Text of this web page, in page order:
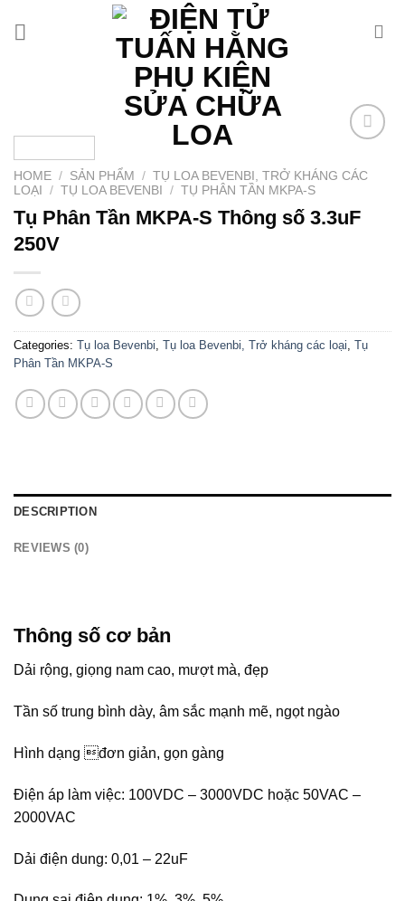
wishlist
HOME / SẢN PHẨM / TỤ LOA BEVENBI, TRỞ KHÁNG CÁC
LOẠI
/ TỤ LOA BEVENBI / TỤ PHÂN TẦN MKPA-S
Tụ Phân Tần MKPA-S Thông số 3.3uF
250V
Categories: Tụ loa Bevenbi, Tụ loa Bevenbi, Trở kháng các loại, Tụ
Phân Tần MKPA-S
DESCRIPTION
REVIEWS (0)
Thông số cơ bản
Dải rộng, giọng nam cao, mượt mà, đẹp
Tần số trung bình dày, âm sắc mạnh mẽ, ngọt ngào
Hình dạng đơn giản, gọn gàng
Điện áp làm việc: 100VDC – 3000VDC hoặc 50VAC –
2000VAC
Dải điện dung: 0,01 – 22uF